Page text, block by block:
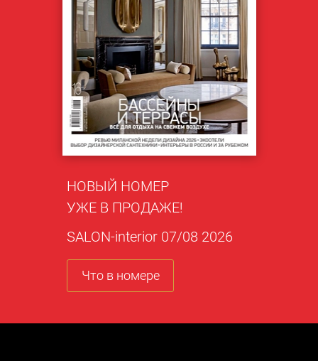
НОВЫЙ НОМЕР
УЖЕ В ПРОДАЖЕ!
SALON-interior 07/08 2026
Что в номере